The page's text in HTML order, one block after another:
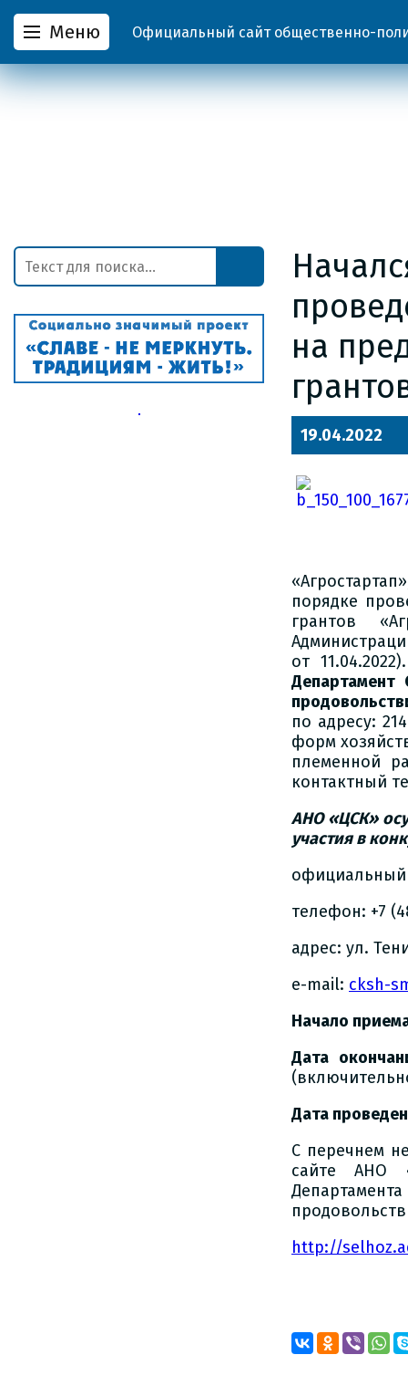
Меню Официальный сайт общественно-
на
19.04.2022
порядке
грантов
от
Департамент
по адресу:
форм
племенной
контактный
АНО «ЦСК»
участия в
телефон: +7
адрес: ул.
e-mail: cksh-
Начало
Дата
Дата
С перечнем
сайте АНО
http://